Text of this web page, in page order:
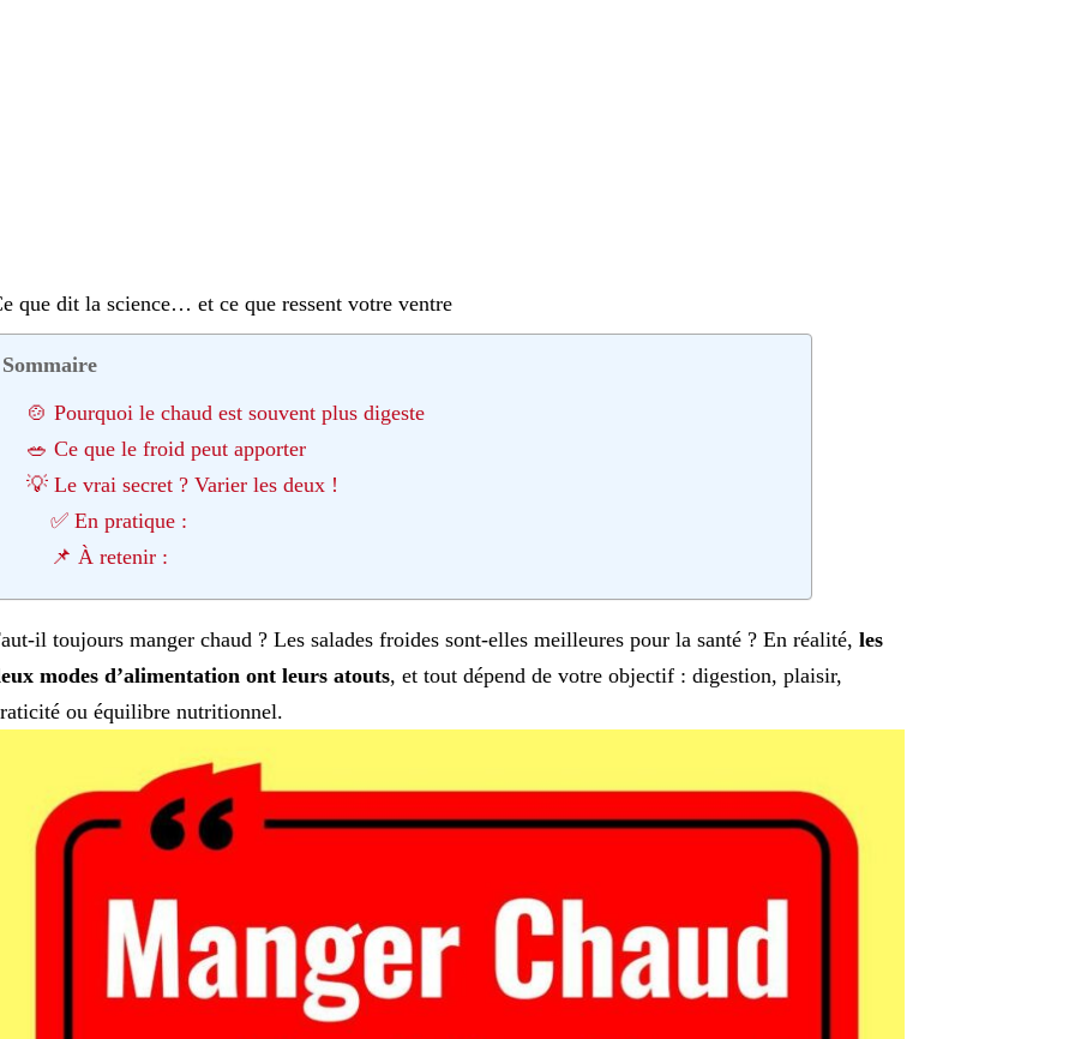
que dit la science… et ce que ressent votre ventre
Sommaire
🍲 Pourquoi le chaud est souvent plus digeste
🥗 Ce que le froid peut apporter
💡 Le vrai secret ? Varier les deux !
✅ En pratique :
📌 À retenir :
il toujours manger chaud ? Les salades froides sont-elles meilleures pour la santé ? En réalité, les
modes d’alimentation ont leurs atouts, et tout dépend de votre objectif : digestion, plaisir,
ou équilibre nutritionnel.